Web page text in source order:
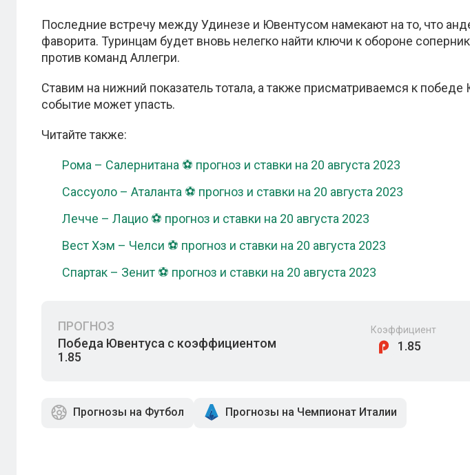
Последние встречу между Удинезе и Ювентусом намекают на то, что
фаворита. Туринцам будет вновь нелегко найти ключи к обороне
против команд Аллегри.
Ставим на нижний показатель тотала, а также присматриваемся к
событие может упасть.
Читайте также:
Рома – Салернитана ⚽ прогноз и ставки на 20 августа 2023
Сассуоло – Аталанта ⚽ прогноз и ставки на 20 августа 2023
Лечче – Лацио ⚽ прогноз и ставки на 20 августа 2023
Вест Хэм – Челси ⚽ прогноз и ставки на 20 августа 2023
Спартак – Зенит ⚽ прогноз и ставки на 20 августа 2023
ПРОГНОЗ
Победа Ювентуса с коэффициентом
1.85
Коэффициент
1.85
Прогнозы на Футбол Прогнозы на Чемпионат Италии